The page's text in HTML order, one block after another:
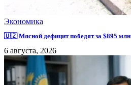
Экономика
🇺🇿 Мясной дефицит победят за $895 млн
6 августа, 2026